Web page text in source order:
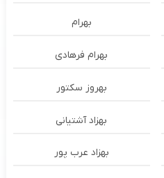
بهرام
بهرام فرهادی
بهروز سکتور
بهزاد آشتیانی
بهزاد عرب پور